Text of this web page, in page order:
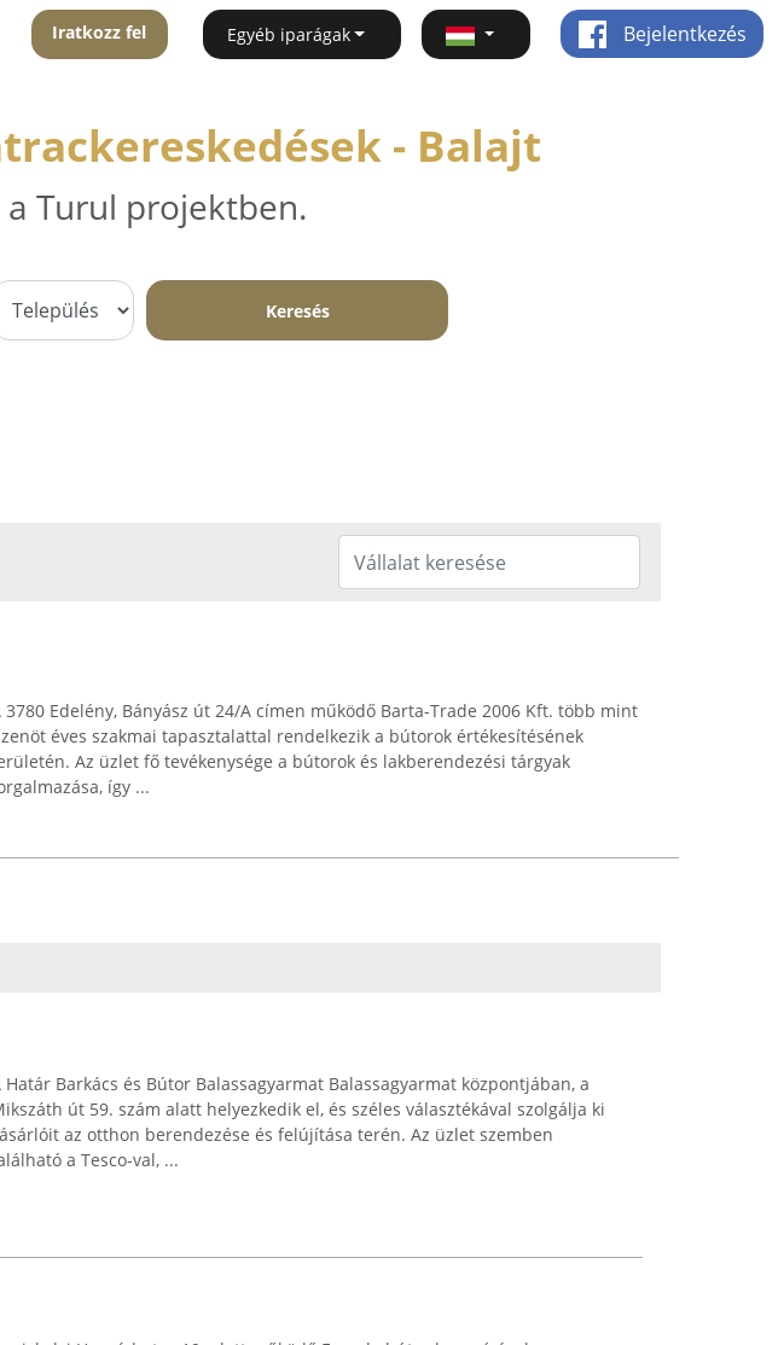
Iratkozz fel Egyéb iparágak Bejelentkezés
- Balajt
Turul projektben.
Keresés
3780 Edelény, Bányász út 24/A címen működő Barta-Trade 2006 Kft. több mint
éves szakmai tapasztalattal rendelkezik a bútorok értékesítésének
Az üzlet fő tevékenysége a bútorok és lakberendezési tárgyak
így ...
Határ Barkács és Bútor Balassagyarmat Balassagyarmat központjában, a
út 59. szám alatt helyezkedik el, és széles választékával szolgálja ki
az otthon berendezése és felújítása terén. Az üzlet szemben
a Tesco-val, ...